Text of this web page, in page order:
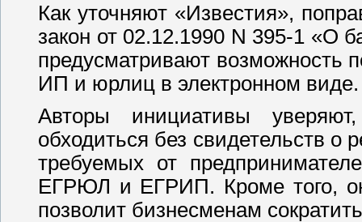
Как уточняют «Известия»,
закон от 02.12.1990 N 395-1 «О
предусматривают возможность
ИП и юрлиц в электронном виде.
Авторы инициативы
обходиться без свидетельств о
требуемых от
ЕГРЮЛ и ЕГРИП. Кроме того,
позволит бизнесменам